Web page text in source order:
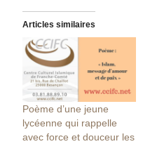
Articles similaires
Poème d’une jeune
lycéenne qui rappelle
avec force et douceur les